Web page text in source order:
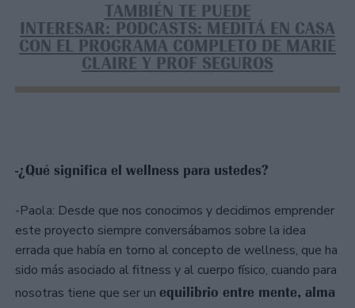
TAMBIÉN TE PUEDE
INTERESAR: PODCASTS: MEDITÁ EN CASA
CON EL PROGRAMA COMPLETO DE MARIE
CLAIRE Y PROF SEGUROS
-¿Qué significa el wellness para ustedes?
-Paola: Desde que nos conocimos y decidimos emprender
este proyecto siempre conversábamos sobre la idea
errada que había en torno al concepto de wellness, que ha
sido más asociado al fitness y al cuerpo físico, cuando para
nosotras tiene que ser un equilibrio entre mente, alma